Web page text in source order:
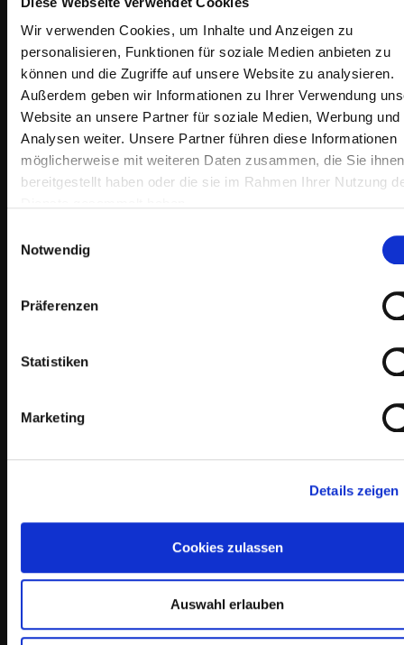
Wir verwenden Cookies, um Inhalte und Anzeigen zu
personalisieren, Funktionen für soziale Medien anbieten zu
können und die Zugriffe auf unsere Website zu analysieren.
Außerdem geben wir Informationen zu Ihrer Verwendung
Website an unsere Partner für soziale Medien, Werbung und
Analysen weiter. Unsere Partner führen diese Informationen
möglicherweise mit weiteren Daten zusammen, die Sie ihnen
bereitgestellt haben oder die sie im Rahmen Ihrer Nutzung
Notwendig
Präferenzen
Statistiken
Marketing
Details zeigen
Cookies zulassen
Auswahl erlauben